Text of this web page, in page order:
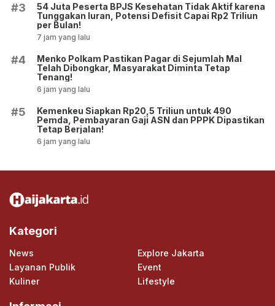
#3
54 Juta Peserta BPJS Kesehatan Tidak Aktif karena
Tunggakan Iuran, Potensi Defisit Capai Rp2 Triliun
per Bulan!
7 jam yang lalu
#4
Menko Polkam Pastikan Pagar di Sejumlah Mal
Telah Dibongkar, Masyarakat Diminta Tetap
Tenang!
6 jam yang lalu
#5
Kemenkeu Siapkan Rp20,5 Triliun untuk 490
Pemda, Pembayaran Gaji ASN dan PPPK Dipastikan
Tetap Berjalan!
6 jam yang lalu
Kategori
News
Explore Jakarta
Layanan Publik
Event
Kuliner
Lifestyle